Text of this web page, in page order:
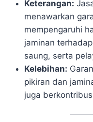
Keterangan:
menawarkan
mempengaruhi
jaminan
saung, serta
Kelebihan:
pikiran dan
juga